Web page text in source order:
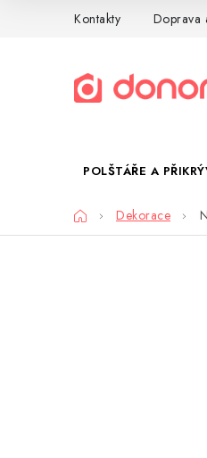
Kontakty Doprava
POLŠTÁŘE A
DomůDekorace